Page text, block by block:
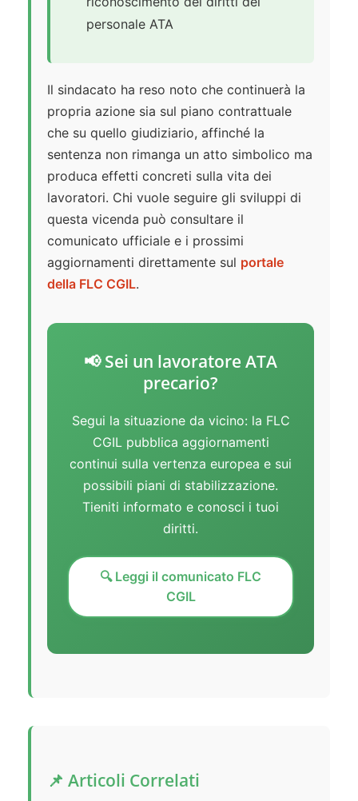
personale ATA
Il sindacato ha reso noto che continuerà la
propria azione sia sul piano contrattuale
che su quello giudiziario, affinché la
sentenza non rimanga un atto simbolico ma
produca effetti concreti sulla vita dei
lavoratori. Chi vuole seguire gli sviluppi di
questa vicenda può consultare il
comunicato ufficiale e i prossimi
aggiornamenti direttamente sul portale
della FLC CGIL.
📢 Sei un lavoratore ATA
precario?
Segui la situazione da vicino: la FLC
CGIL pubblica aggiornamenti
continui sulla vertenza europea e sui
possibili piani di stabilizzazione.
Tieniti informato e conosci i tuoi
diritti.
🔍 Leggi il comunicato FLC
CGIL
📌 Articoli Correlati